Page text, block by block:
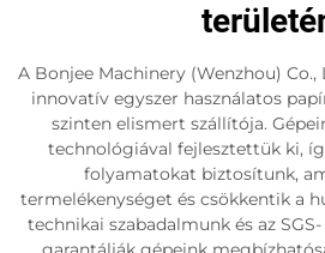
A Bonjee Machinery (Wenzhou)
innovatív egyszer használatos
szinten elismert szállítója.
technológiával fejlesztettük ki,
folyamatokat biztosítunk,
termelékenységet és csökkentik a
technikai szabadalmunk és az